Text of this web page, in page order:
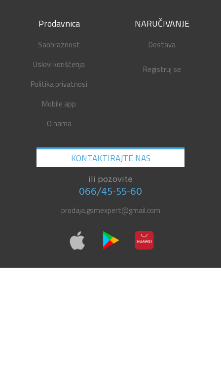
Prodavnica
Saobraznost
Uslovi korišćenja
Politika privatnosi
Mobile app
O nama
NARUČIVANJE
Dostava
Registruj se
KONTAKTIRAJTE NAS
ili pozovite
066/45-55-60
prodaja.gsmexpert@gmail.com